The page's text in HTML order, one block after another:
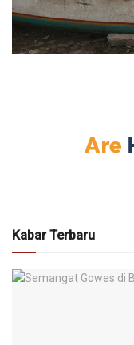
Kabar Terbaru